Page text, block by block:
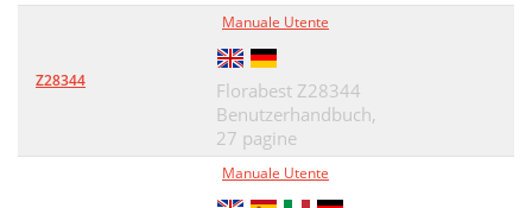
Z28344
Manuale Utente
Florabest Z28344
Benutzerhandbuch,
27 pagine
Manuale Utente